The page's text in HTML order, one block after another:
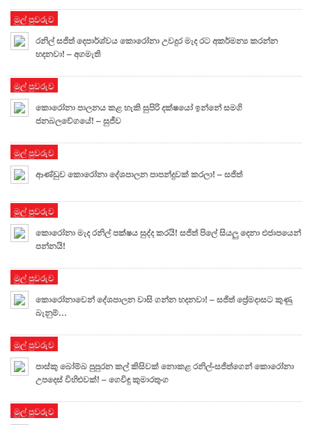
මුල් පුවරුව
රනිල් සජිත් දෙපාර්ශ්වය කොරෝනා උවදුර මැද රට අකර්මන්‍ය කරන්න
හදනවා! – අගමැති
මුල් පුවරුව
කොරෝනා පාලනය කළ හැකි සුපිරි දක්ෂයෝ ඉන්නේ සමගි
ජනබලවේගයේ! – සුජීව
මුල් පුවරුව
ආණ්ඩුව කොරෝනා දේශපාලන පාපන්දුවක් කරලා! – සජිත්
මුල් පුවරුව
කොරෝනා මැද රනිල් පක්ෂය සුද්ද කරයි! සජිත් පිලේ සියලු දෙනා එජාපයෙන්
පන්නයි!
මුල් පුවරුව
කොරෝනාවෙන් දේශපාලන වාසි ගන්න හදනවා! – සජිත් ප්‍රේමදාසට කුණු
බැනුම්…
මුල් පුවරුව
පාස්කු බෝම්බ පුපුරන කල් කිසිවක් නොකළ රනිල්-සජිත්ගෙන් කොරෝනා
උපදෙස් විහිළුවක්! – ගෙවිඳු කුමාරතුංග
මුල් පුවරුව